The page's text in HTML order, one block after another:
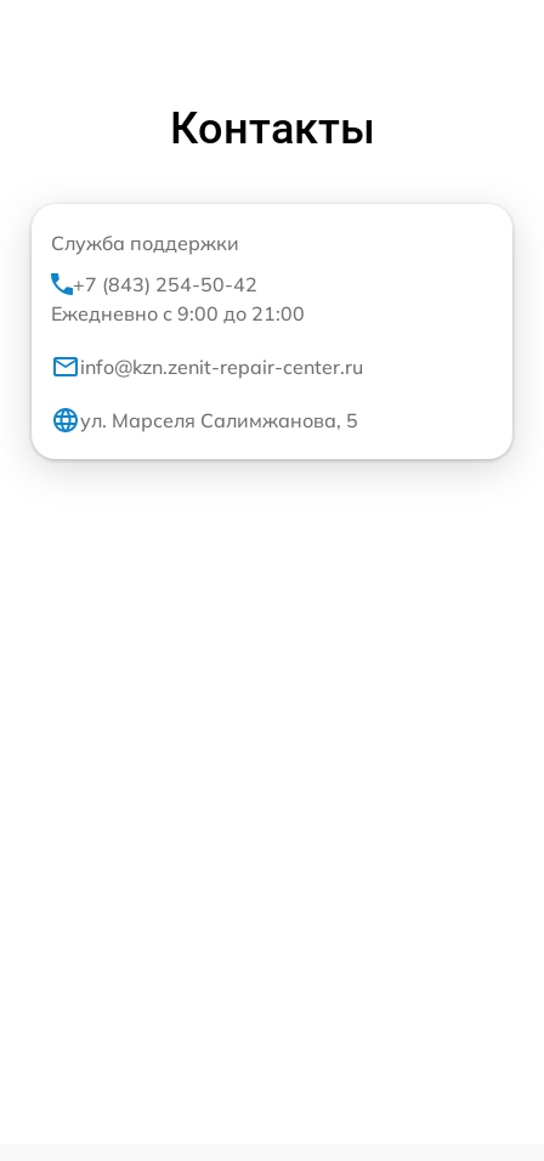
Контакты
Служба поддержки
+7 (843) 254-50-42
Ежедневно с 9:00 до 21:00
info@kzn.zenit-repair-center.ru
ул. Марселя Салимжанова, 5